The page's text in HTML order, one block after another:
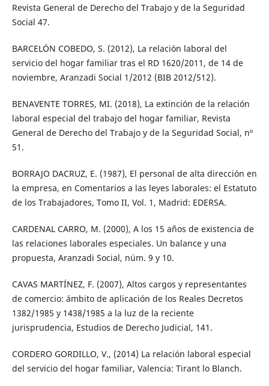
Revista General de Derecho del Trabajo y de la Seguridad
Social 47.
BARCELÓN COBEDO, S. (2012), La relación laboral del
servicio del hogar familiar tras el RD 1620/2011, de 14 de
noviembre, Aranzadi Social 1/2012 (BIB 2012/512).
BENAVENTE TORRES, MI. (2018), La extinción de la relación
laboral especial del trabajo del hogar familiar, Revista
General de Derecho del Trabajo y de la Seguridad Social, nº
51.
BORRAJO DACRUZ, E. (1987), El personal de alta dirección en
la empresa, en Comentarios a las leyes laborales: el Estatuto
de los Trabajadores, Tomo II, Vol. 1, Madrid: EDERSA.
CARDENAL CARRO, M. (2000), A los 15 años de existencia de
las relaciones laborales especiales. Un balance y una
propuesta, Aranzadi Social, núm. 9 y 10.
CAVAS MARTÍNEZ, F. (2007), Altos cargos y representantes
de comercio: ámbito de aplicación de los Reales Decretos
1382/1985 y 1438/1985 a la luz de la reciente
jurisprudencia, Estudios de Derecho Judicial, 141.
CORDERO GORDILLO, V., (2014) La relación laboral especial
del servicio del hogar familiar, Valencia: Tirant lo Blanch.